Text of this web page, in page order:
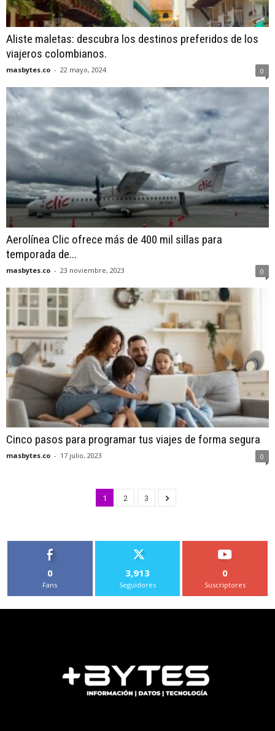
Aliste maletas: descubra los destinos preferidos de los
viajeros colombianos.
masbytes.co - 22 mayo, 2024 0
Aerolínea Clic ofrece más de 400 mil sillas para
temporada de...
masbytes.co - 23 noviembre, 2023 0
Cinco pasos para programar tus viajes de forma segura
masbytes.co - 17 julio, 2023 0
1 2 3
0
Fans
3,913
Seguidores
0
Suscriptores